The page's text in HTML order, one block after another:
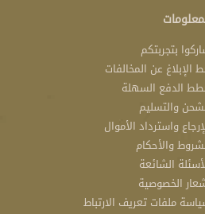
بتجربتكم
الإبلاغ عن المخالفات
الدفع السهلة
والتسليم
واسترداد الأموال
والأحكام
الشائعة
الخصوصية
ملفات تعريف الارتباط